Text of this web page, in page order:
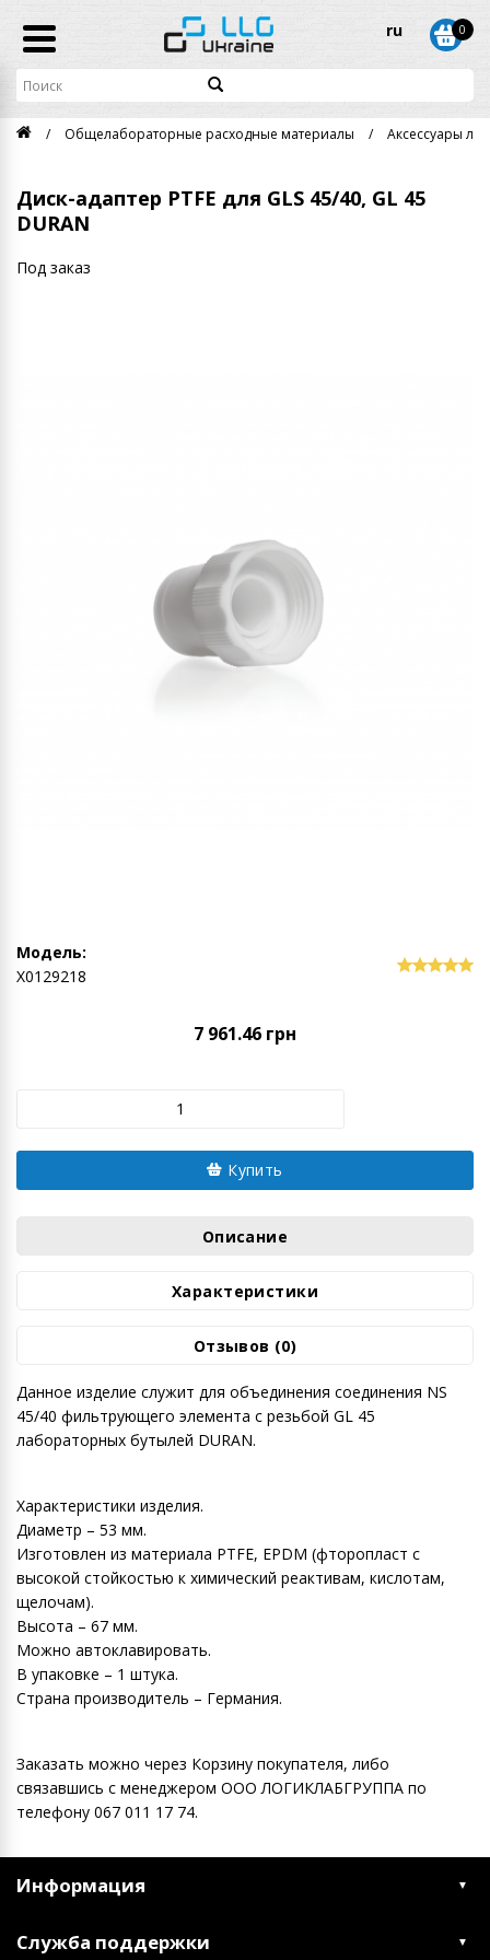
ru 0
Общелабораторные расходные материалы Аксессуары
Диск-адаптер PTFE для GLS 45/40, GL 45
DURAN
Под заказ
Модель:
Х0129218
7 961.46 грн
Купить
Описание
Характеристики
Отзывов (0)
Данное изделие служит для объединения соединения NS
45/40 фильтрующего элемента с резьбой GL 45
лабораторных бутылей DURAN.
Характеристики изделия.
Диаметр – 53 мм.
Изготовлен из материала PTFE, EPDM (фторопласт с
высокой стойкостью к химический реактивам, кислотам,
щелочам).
Высота – 67 мм.
Можно автоклавировать.
В упаковке – 1 штука.
Страна производитель – Германия.
Заказать можно через Корзину покупателя, либо
связавшись с менеджером ООО ЛОГИКЛАБГРУППА по
телефону 067 011 17 74.
Информация
Служба поддержки